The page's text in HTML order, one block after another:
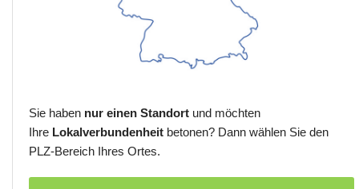
Sie haben nur einen Standort und möchten
Ihre Lokalverbundenheit betonen? Dann wählen Sie den
PLZ-Bereich Ihres Ortes.